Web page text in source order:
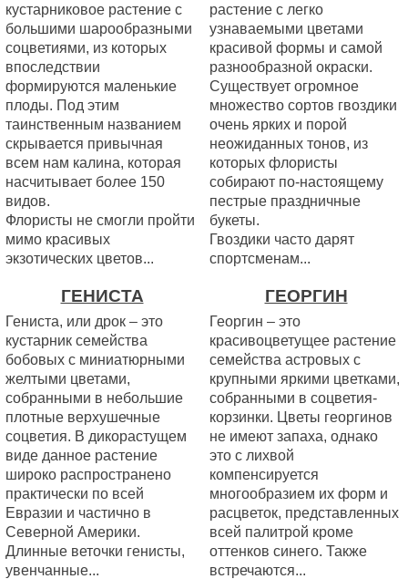
кустарниковое растение с
большими шарообразными
соцветиями, из которых
впоследствии
формируются маленькие
плоды. Под этим
таинственным названием
скрывается привычная
всем нам калина, которая
насчитывает более 150
видов.
Флористы не смогли пройти
мимо красивых
экзотических цветов...
растение с легко
узнаваемыми цветами
красивой формы и самой
разнообразной окраски.
Существует огромное
множество сортов гвоздики
очень ярких и порой
неожиданных тонов, из
которых флористы
собирают по-настоящему
пестрые праздничные
букеты.
Гвоздики часто дарят
спортсменам...
ГЕНИСТА
Гениста, или дрок – это
кустарник семейства
бобовых с миниатюрными
желтыми цветами,
собранными в небольшие
плотные верхушечные
соцветия. В дикорастущем
виде данное растение
широко распространено
практически по всей
Евразии и частично в
Северной Америки.
Длинные веточки генисты,
увенчанные...
ГЕОРГИН
Георгин – это
красивоцветущее растение
семейства астровых с
крупными яркими цветками,
собранными в соцветия-
корзинки. Цветы георгинов
не имеют запаха, однако
это с лихвой
компенсируется
многообразием их форм и
расцветок, представленных
всей палитрой кроме
оттенков синего. Также
встречаются...